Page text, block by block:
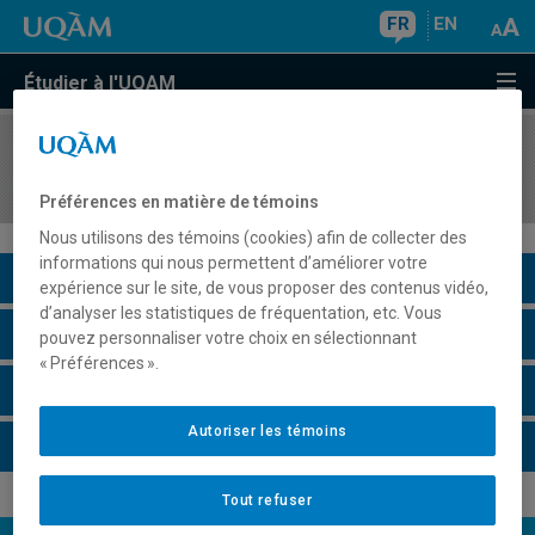
FR EN
Étudier à l'UQAM
COURS//
Description du cours
Horaire - Été 2026
Préférences en matière de témoins
Nous utilisons des témoins (cookies) afin de collecter des
informations qui nous permettent d’améliorer votre
expérience sur le site, de vous proposer des contenus vidéo,
d’analyser les statistiques de fréquentation, etc. Vous
pouvez personnaliser votre choix en sélectionnant
« Préférences ».
Tout refuser
Autoriser les témoins